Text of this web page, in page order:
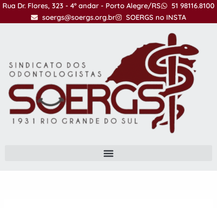
IrRua Dr. Flores, 323 - 4º andar - Porto Alegre/RS
51 98116.8100
soergs@soergs.org.br
SOERGS no INSTA